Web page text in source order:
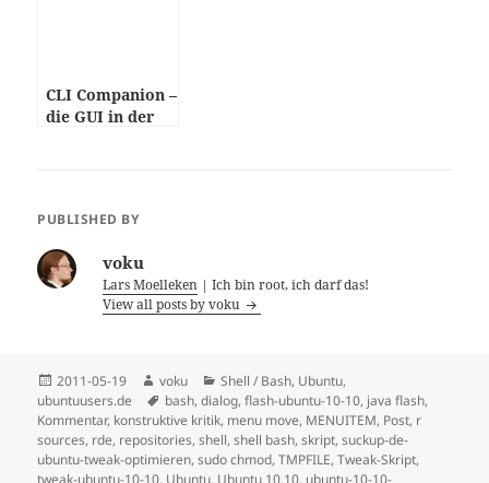
CLI Companion –
die GUI in der
PUBLISHED BY
voku
Lars Moelleken | Ich bin root, ich darf das!
View all posts by voku
Posted
on
2011-05-19 Author
voku Categories
Shell / Bash, Ubuntu,
ubuntuusers.de
Tags
bash,dialog,flash-ubuntu-10-10, java flash,
Kommentar, konstruktive kritik, menu move, MENUITEM, Post, r
sources, rde, repositories,shell,shell bash,skript,suckup-de-
ubuntu-tweak-optimieren,sudo chmod,TMPFILE,Tweak-Skript,